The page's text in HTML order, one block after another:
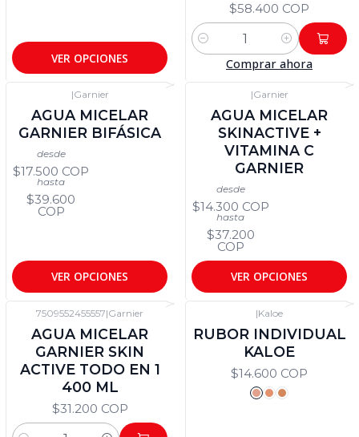
VER OPCIONES
$58.400 COP
Cantidad
Comprar ahora
|Garnier
AGUA MICELAR
GARNIER BIFÁSICA
desde
$17.500 COP
hasta
$39.600
COP
VER OPCIONES
|Garnier
AGUA MICELAR
SKINACTIVE +
VITAMINA C
GARNIER
desde
$14.300 COP
hasta
$37.200
COP
VER OPCIONES
7509552455557|Garnier
AGUA MICELAR
GARNIER SKIN
ACTIVE TODO EN 1
400 ML
$31.200 COP
|Kaloe
RUBOR INDIVIDUAL
KALOE
$14.600 COP